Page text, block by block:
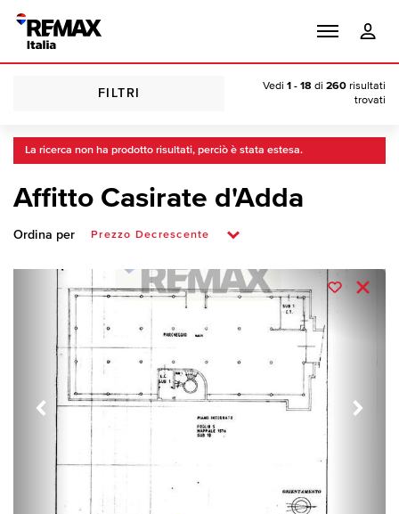
FILTRI
Vedi 1 - 18 di 260 risultati
trovati
La ricerca non ha prodotto risultati, perciò è stata estesa.
Affitto Casirate d'Adda
Ordina per